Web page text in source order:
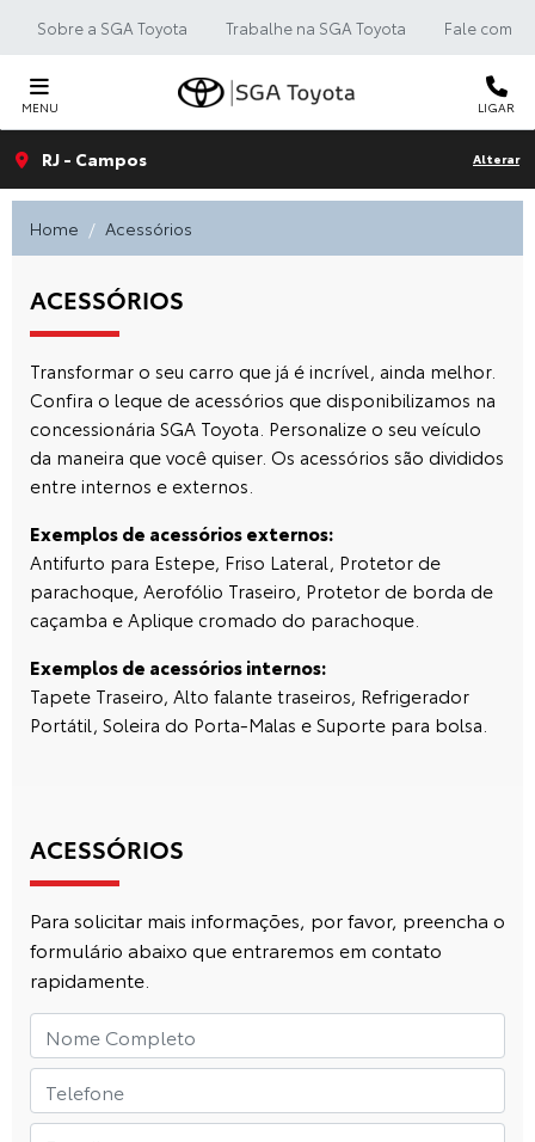
Sobre a SGA Toyota Trabalhe na SGA Toyota Fale com a
MENU LIGAR
RJ - Campos Alterar
Home Acessórios
ACESSÓRIOS
Transformar o seu carro que já é incrível, ainda melhor.
Confira o leque de acessórios que disponibilizamos na
concessionária SGA Toyota. Personalize o seu veículo
da maneira que você quiser. Os acessórios são divididos
entre internos e externos.
Exemplos de acessórios externos:
Antifurto para Estepe, Friso Lateral, Protetor de
parachoque, Aerofólio Traseiro, Protetor de borda de
caçamba e Aplique cromado do parachoque.
Exemplos de acessórios internos:
Tapete Traseiro, Alto falante traseiros, Refrigerador
Portátil, Soleira do Porta-Malas e Suporte para bolsa.
ACESSÓRIOS
Para solicitar mais informações, por favor, preencha o
formulário abaixo que entraremos em contato
rapidamente.